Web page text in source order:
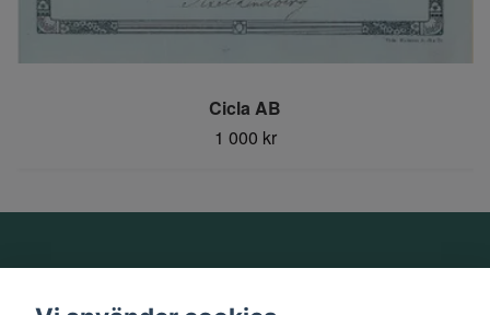
Cicla AB
1 000 kr